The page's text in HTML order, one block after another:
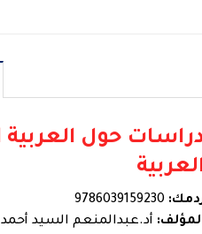
دراسات حول
أد.عبدالمنعم السيد